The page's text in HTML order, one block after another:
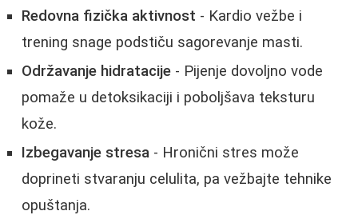
Redovna fizička aktivnost - Kardio vežbe i
trening snage podstiču sagorevanje masti.
Održavanje hidratacije - Pijenje dovoljno vode
pomaže u detoksikaciji i poboljšava teksturu
kože.
Izbegavanje stresa - Hronični stres može
doprineti stvaranju celulita, pa vežbajte tehnike
opuštanja.